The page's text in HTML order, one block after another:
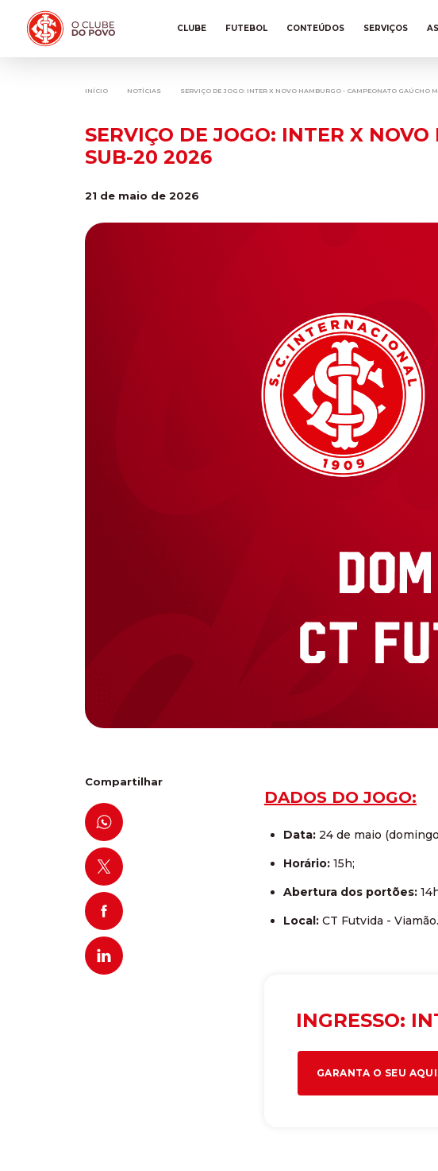
CLUBE FUTEBOL CONTEÚDOS SERVIÇOS
INÍCIO NOTÍCIAS SERVIÇO DE JOGO: INTER X NOVO HAMBURGO - CAMPEONATO
SERVIÇO DE JOGO: INTER X
SUB-20 2026
21 de maio de 2026
Compartilhar
DADOS DO JOGO:
Data: 24 de maio
Horário: 15h;
Abertura dos portões:
Local: CT Futvida - Viamão.
INGRESSO:
GARANTA O SEU AQUI